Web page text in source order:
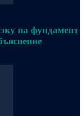
на фундамент